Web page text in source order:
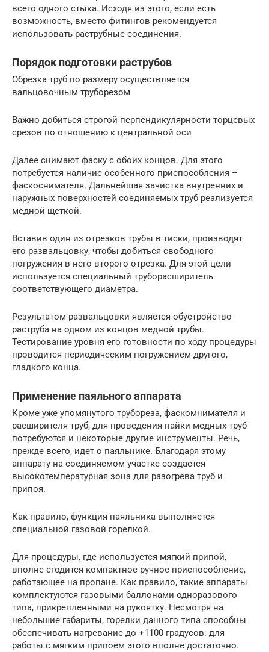
всего одного стыка. Исходя из этого, если есть
возможность, вместо фитингов рекомендуется
использовать раструбные соединения.
Порядок подготовки раструбов
Обрезка труб по размеру осуществляется
вальцовочным труборезом
Важно добиться строгой перпендикулярности торцевых
срезов по отношению к центральной оси
Далее снимают фаску с обоих концов. Для этого
потребуется наличие особенного приспособления –
фаскоснимателя. Дальнейшая зачистка внутренних и
наружных поверхностей соединяемых труб реализуется
медной щеткой.
Вставив один из отрезков трубы в тиски, производят
его развальцовку, чтобы добиться свободного
погружения в него второго отрезка. Для этой цели
используется специальный труборасширитель
соответствующего диаметра.
Результатом развальцовки является обустройство
раструба на одном из концов медной трубы.
Тестирование уровня его готовности по ходу процедуры
проводится периодическим погружением другого,
гладкого конца.
Применение паяльного аппарата
Кроме уже упомянутого трубореза, фаскомнимателя и
расширителя труб, для проведения пайки медных труб
потребуются и некоторые другие инструменты. Речь,
прежде всего, идет о паяльнике. Благодаря этому
аппарату на соединяемом участке создается
высокотемпературная зона для разогрева труб и
припоя.
Как правило, функция паяльника выполняется
специальной газовой горелкой.
Для процедуры, где используется мягкий припой,
вполне сгодится компактное ручное приспособление,
работающее на пропане. Как правило, такие аппараты
комплектуются газовыми баллонами одноразового
типа, прикрепленными на рукоятку. Несмотря на
небольшие габариты, горелки данного типа способны
обеспечивать нагревание до +1100 градусов: для
работы с мягким припоем этого вполне достаточно.